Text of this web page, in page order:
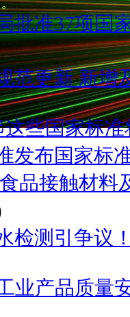
批准37项国
范更新 新增
些国家标
发布国家标
品接触材料
检测引争议
业产品质量